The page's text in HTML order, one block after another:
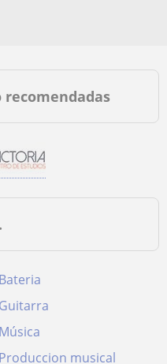
Bateria
Guitarra
Música
Produccion musical